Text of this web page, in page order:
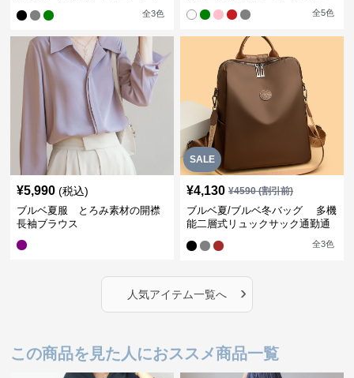
全3色 全5色
¥5,990 (税込)
ブルベ夏服 とろみ素材の開襟
長袖ブラウス
SALE
¥4,130 ¥4590(割引前)
ブルベ夏/ブルベ冬バッグ 多機
能二層式リュックサック通勤通
全3色
人気アイテム一覧へ ›
この商品を見た人におススメ商品一覧